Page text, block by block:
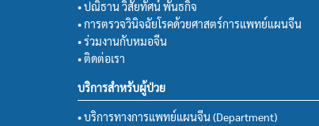
• ปณิธาน วิสัยทัศน์ พันธกิจ
• การตรวจวินิจฉัยโรคด้วยศาสตร์การแพทย์แผนจีน
• ร่วมงานกับหมอจีน
• ติดต่อเรา
บริการสำหรับผู้ป่วย
• บริการทางการแพทย์แผนจีน (Department)